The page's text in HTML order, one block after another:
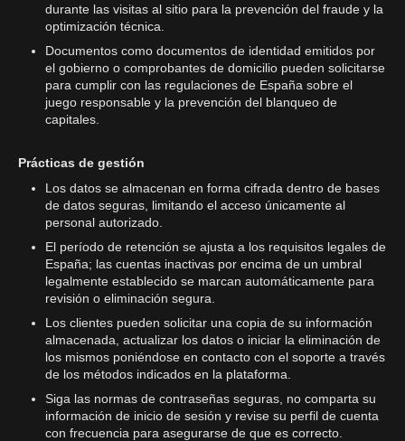
durante las visitas al sitio para la prevención del fraude y la
optimización técnica.
Documentos como documentos de identidad emitidos por
el gobierno o comprobantes de domicilio pueden solicitarse
para cumplir con las regulaciones de España sobre el
juego responsable y la prevención del blanqueo de
capitales.
Prácticas de gestión
Los datos se almacenan en forma cifrada dentro de bases
de datos seguras, limitando el acceso únicamente al
personal autorizado.
El período de retención se ajusta a los requisitos legales de
España; las cuentas inactivas por encima de un umbral
legalmente establecido se marcan automáticamente para
revisión o eliminación segura.
Los clientes pueden solicitar una copia de su información
almacenada, actualizar los datos o iniciar la eliminación de
los mismos poniéndose en contacto con el soporte a través
de los métodos indicados en la plataforma.
Siga las normas de contraseñas seguras, no comparta su
información de inicio de sesión y revise su perfil de cuenta
con frecuencia para asegurarse de que es correcto.